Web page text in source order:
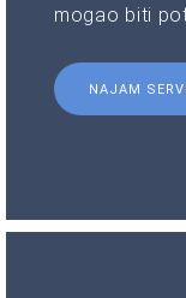
mogao biti
NAJAM